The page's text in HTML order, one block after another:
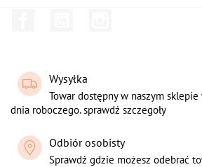
Wysyłka
Towar dostępny w naszym sklepie
dnia roboczego. sprawdź szczegoły
Odbiór osobisty
Sprawdź gdzie możesz odebrać